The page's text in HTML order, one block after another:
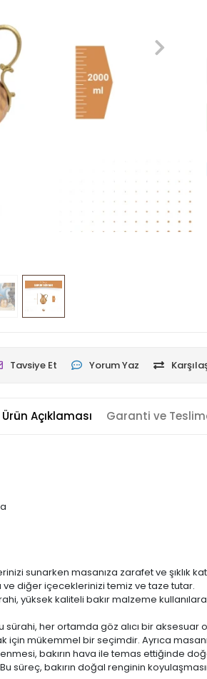
Tavsiye Et Yorum Yaz
Ürün Açıklaması Garanti ve
sunarken masanıza zarafet ve
ve diğer içeceklerinizi temiz ve taze tutar.
yüksek kaliteli bakır malzeme
her ortamda göz alıcı bir aksesuar
mükemmel bir seçimdir. Ayrıca
bakırın hava ile temas ettiğinde
süreç, bakırın doğal renginin